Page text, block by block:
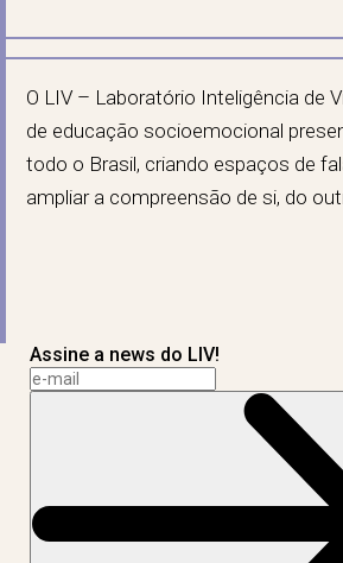
O LIV – Laboratório Inteligência de
de educação socioemocional
todo o Brasil, criando espaços de
ampliar a compreensão de si, do
Assine a news do LIV!